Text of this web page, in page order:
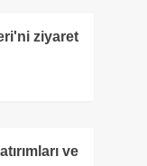
ziyaret
ve